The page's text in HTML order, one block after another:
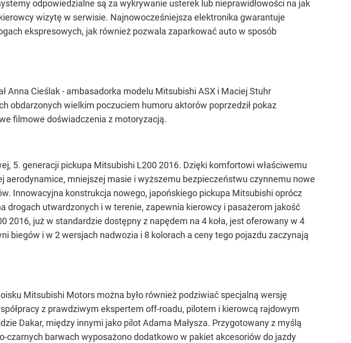
odpowiedzialne są za wykrywanie usterek lub nieprawidłowości na jak
wizytę w serwisie. Najnowocześniejsza elektronika gwarantuje
ekspresowych, jak również pozwala zaparkować auto w sposób
Cieślak - ambasadorka modelu Mitsubishi ASX i Maciej Stuhr
obdarzonych wielkim poczuciem humoru aktorów poprzedził pokaz
filmowe doświadczenia z motoryzacją.
5. generacji pickupa Mitsubishi L200 2016. Dzięki komfortowi właściwemu
mniejszej masie i wyższemu bezpieczeństwu czynnemu nowe
Innowacyjna konstrukcja nowego, japońskiego pickupa Mitsubishi oprócz
drogach utwardzonych i w terenie, zapewnia kierowcy i pasażerom jakość
2016, już w standardzie dostępny z napędem na 4 koła, jest oferowany w 4
biegów i w 2 wersjach nadwozia i 8 kolorach a ceny tego pojazdu zaczynają
Mitsubishi Motors można było również podziwiać specjalną wersję
z prawdziwym ekspertem off-roadu, pilotem i kierowcą rajdowym
Dakar, między innymi jako pilot Adama Małysza. Przygotowany z myślą
czarnych barwach wyposażono dodatkowo w pakiet akcesoriów do jazdy